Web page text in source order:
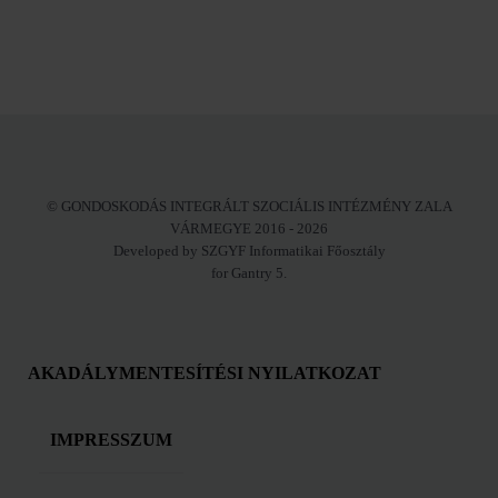
© GONDOSKODÁS INTEGRÁLT SZOCIÁLIS INTÉZMÉNY ZALA
VÁRMEGYE 2016 - 2026
Developed by SZGYF Informatikai Főosztály
for Gantry 5.
AKADÁLYMENTESÍTÉSI NYILATKOZAT
IMPRESSZUM